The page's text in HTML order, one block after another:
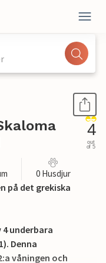
4
out
of 5
0 Husdjur
på det grekiska
underbara
Denna
våningen och